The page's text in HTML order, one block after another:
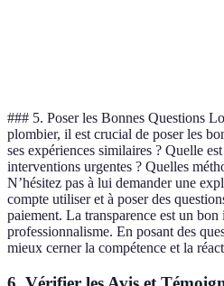
### 5. Poser les Bonnes Questions
plombier, il est crucial de poser les
ses expériences similaires ? Quelle
interventions urgentes ? Quelles
N’hésitez pas à lui demander une
compte utiliser et à poser des
paiement. La transparence est un bon
professionnalisme. En posant des
mieux cerner la compétence et la